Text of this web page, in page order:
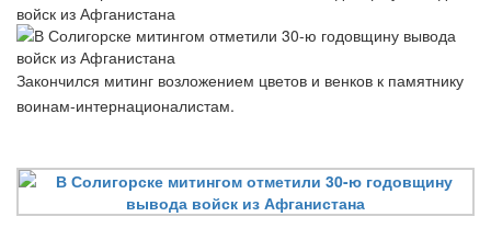
Закончился митинг возложением цветов и венков к памятнику
воинам-интернационалистам.